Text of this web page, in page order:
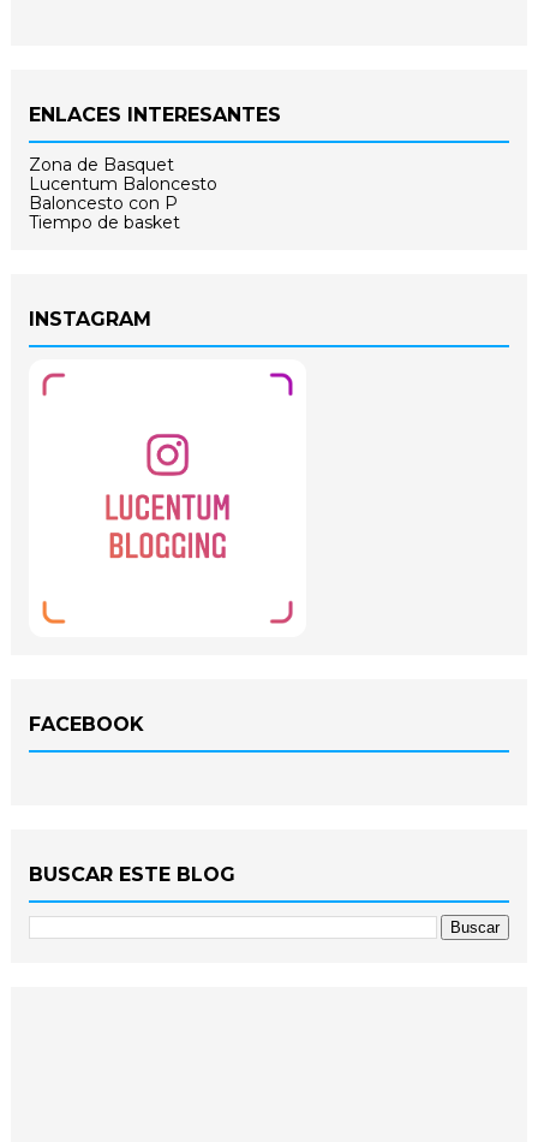
ENLACES INTERESANTES
Zona de Basquet
Lucentum Baloncesto
Baloncesto con P
Tiempo de basket
INSTAGRAM
FACEBOOK
BUSCAR ESTE BLOG